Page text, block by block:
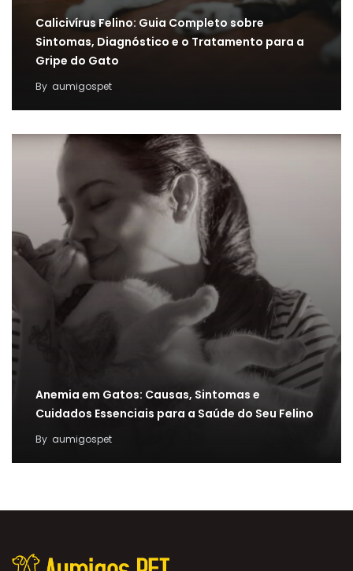
Calicivírus Felino: Guia Completo sobre
Sintomas, Diagnóstico e o Tratamento para a
Gripe do Gato
By aumigospet
Anemia em Gatos: Causas, Sintomas e
Cuidados Essenciais para a Saúde do Seu Felino
By aumigospet